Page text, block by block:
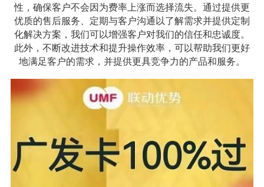
性，确保客户不会因为费率上涨而选择流失。通过提供更
优质的售后服务、定期与客户沟通以了解需求并提供定制
化解决方案，我们可以增强客户对我们的信任和忠诚度。
此外，不断改进技术和提升操作效率，可以帮助我们更好
地满足客户的需求，并提供更具竞争力的产品和服务。